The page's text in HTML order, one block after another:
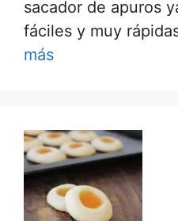
sacador de apuros
fáciles y muy
más